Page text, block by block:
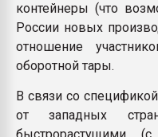
контейнеры (что
России новых
отношение
оборотной тары.
В связи со
от западных